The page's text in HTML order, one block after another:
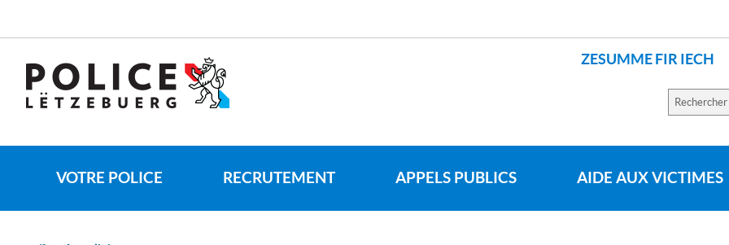
navigation
ZESUMME FIR IECH
DE
LANGUE
VOTRE POLICE RECRUTEMENT APPELS PUBLICS AIDE AUX VICTIMES
sur
site